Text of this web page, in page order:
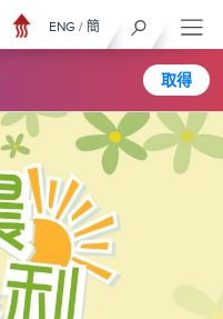
取得
ENG / 簡